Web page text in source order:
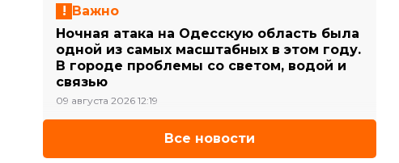
Важно
Ночная атака на Одесскую область была
одной из самых масштабных в этом году.
В городе проблемы со светом, водой и
связью
09 августа 2026 12:19
Все новости